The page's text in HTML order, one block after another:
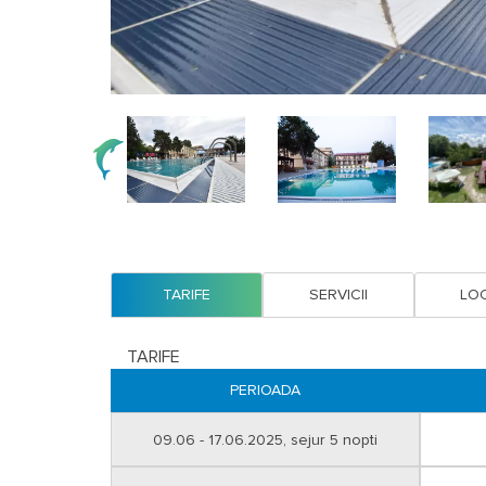
TARIFE SERVICII
TARIFE
PERIOADA
09.06 - 17.06.2025, sejur 5 nopti